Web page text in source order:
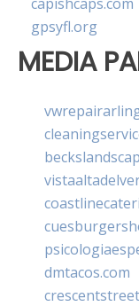
gpsyfl.org
MEDIA
dmtacos.com